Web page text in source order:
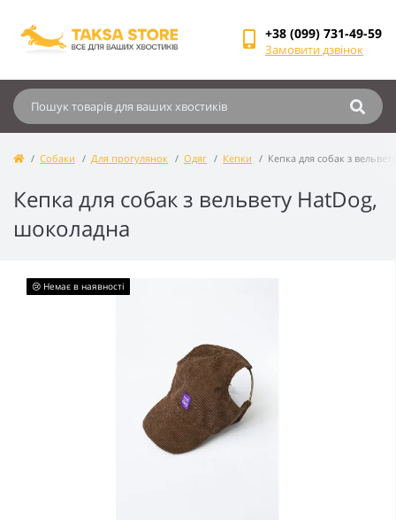
+38 (099) 731-49-59
Замовити дзвінок
Собаки Для прогулянок Одяг Кепки Кепка для собак з
Кепка для собак з вельвету HatDog,
шоколадна
😢 Немає в наявності